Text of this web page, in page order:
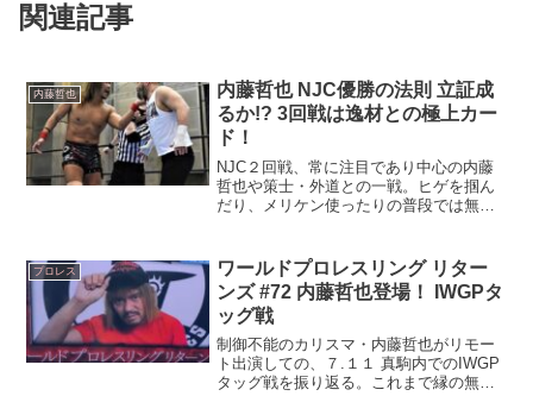
関連記事
内藤哲也
内藤哲也 NJC優勝の法則 立証成
るか!? 3回戦は逸材との極上カー
ド！
NJC２回戦、常に注目であり中心の内藤
哲也や策士・外道との一戦。ヒゲを掴ん
だり、メリケン使ったりの普段では無い
プロレス
ワールドプロレスリング リター
ンズ #72 内藤哲也登場！ IWGPタ
ッグ戦
制御不能のカリスマ・内藤哲也がリモー
ト出演しての、７.１１ 真駒内でのIWGP
タッグ戦を振り返る。これまで縁の無か